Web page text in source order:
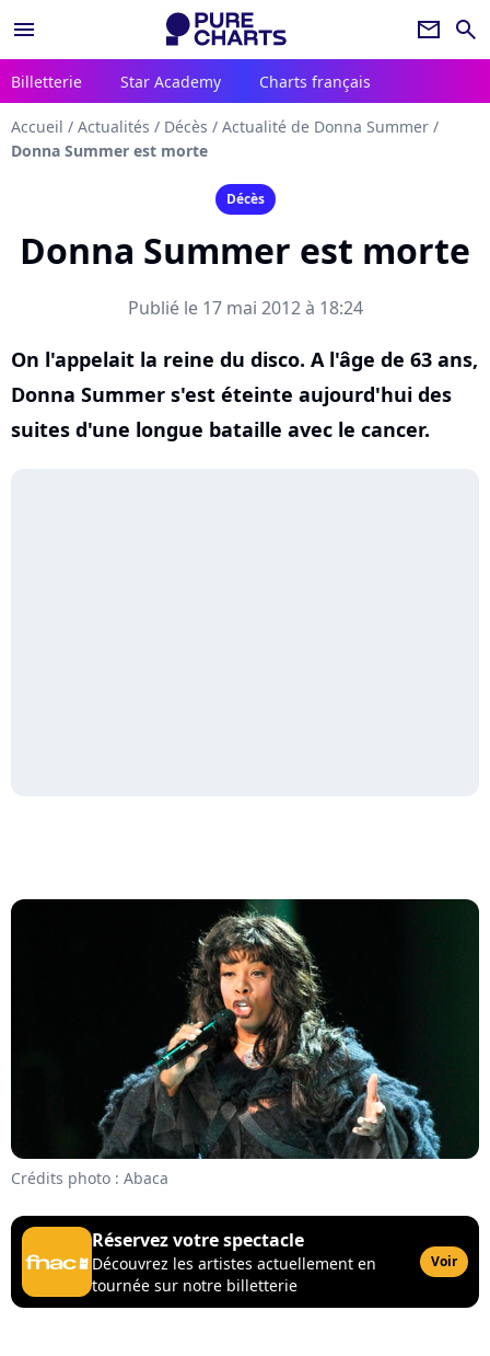
menu newsletter search
Billetterie Star Academy Charts français
Accueil / Actualités / Décès / Actualité de Donna Summer /
Donna Summer est morte
Décès
Donna Summer est morte
Publié le 17 mai 2012 à 18:24
On l'appelait la reine du disco. A l'âge de 63 ans,
Donna Summer s'est éteinte aujourd'hui des
suites d'une longue bataille avec le cancer.
Crédits photo : Abaca
Réservez votre spectacle
Découvrez les artistes actuellement en
tournée sur notre billetterie
Voir